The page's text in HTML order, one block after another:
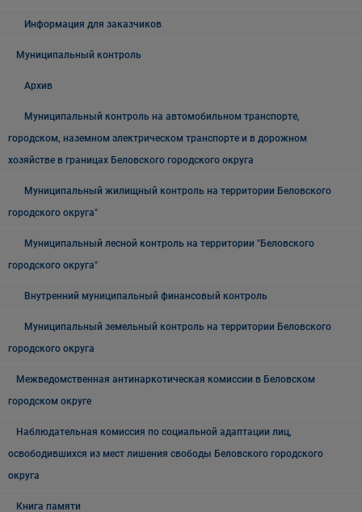
Информация для заказчиков
Муниципальный контроль
Архив
Муниципальный контроль на автомобильном транспорте,
городском, наземном электрическом транспорте и в дорожном
хозяйстве в границах Беловского городского округа
Муниципальный жилищный контроль на территории Беловского
городского округа"
Муниципальный лесной контроль на территории "Беловского
городского округа"
Внутренний муниципальный финансовый контроль
Муниципальный земельный контроль на территории Беловского
городского округа
Межведомственная антинаркотическая комиссии в Беловском
городском округе
Наблюдательная комиссия по социальной адаптации лиц,
освободившихся из мест лишения свободы Беловского городского
округа
Книга памяти